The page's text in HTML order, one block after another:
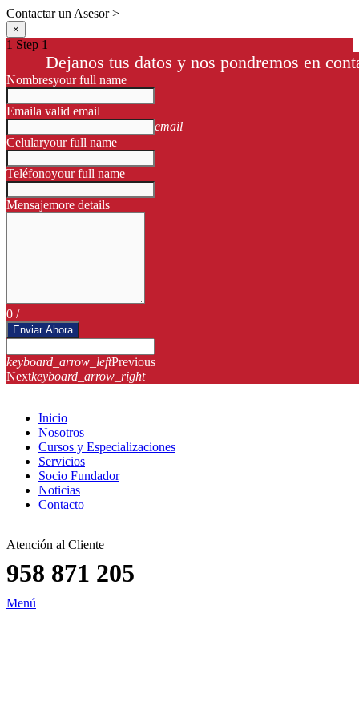
Contactar un Asesor >
×
1 Step 1
Dejanos tus datos y nos pondremos en
Nombresyour full name
Emaila valid email
email
Celularyour full name
Teléfonoyour full name
Mensajemore details
0 /
Enviar Ahora
keyboard_arrow_leftPrevious
Nextkeyboard_arrow_right
Inicio
Nosotros
Cursos y Especializaciones
Servicios
Socio Fundador
Noticias
Contacto
Atención al Cliente
958 871 205
Menú